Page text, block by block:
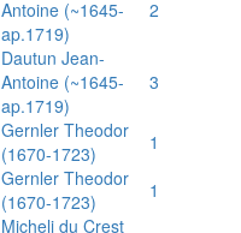
Antoine (~1645-
ap.1719)
2
Dautun Jean-
Antoine (~1645-
ap.1719)
3
Gernler Theodor
(1670-1723)
1
Gernler Theodor
(1670-1723)
1
Micheli du Crest